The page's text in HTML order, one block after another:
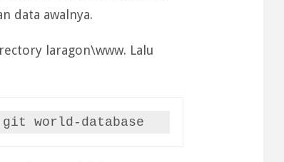
data awalnya.
laragon\www. Lalu
world-database